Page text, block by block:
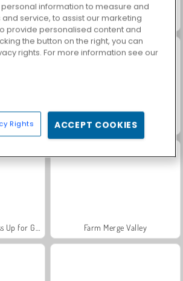
Harvest Honors Classic
Scala 40
Farm Merge Valley
information to measure and
service, to assist our marketing
provide personalised content and
the button on the right, you can
rights. For more information see our
Rights ACCEPT COOKIES